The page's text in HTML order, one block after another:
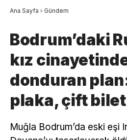
Ana Sayfa › Gündem
Bodrum’daki
kız
donduran
plaka, çift
Muğla Bodrum’da eski eşi